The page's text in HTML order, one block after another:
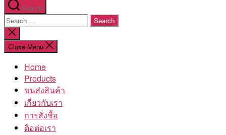
Search
Search
for:
Close
search
Close Menu
Home
Products
ขนส่งสินค้า
เกี่ยวกับเรา
การสั่งชื้อ
ติอต่อเรา